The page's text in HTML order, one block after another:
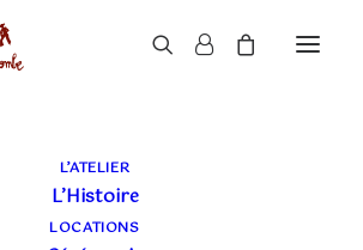
L’ATELIER
L’Histoire
LOCATIONS
DE L'ATELIER
COLOMBE